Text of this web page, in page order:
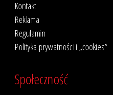
Kontakt
Reklama
Regulamin
Polityka prywatności i „cookies”
Społeczność